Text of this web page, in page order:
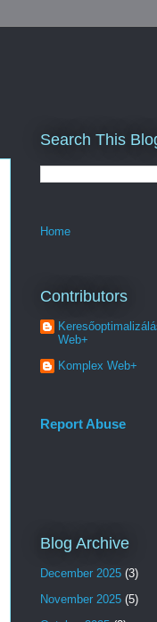
Search This
Home
Contributors
Web+
Komplex Web+
Report Abuse
Blog Archive
December 2025 (3)
November 2025 (5)